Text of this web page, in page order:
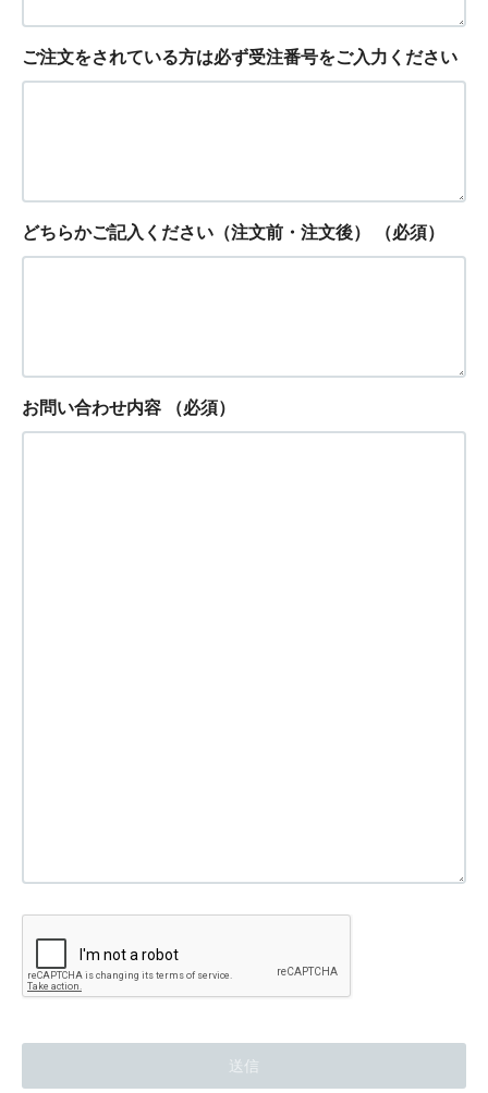
ご注文をされている方は必ず受注番号をご入力ください
どちらかご記入ください（注文前・注文後） （必須）
お問い合わせ内容 （必須）